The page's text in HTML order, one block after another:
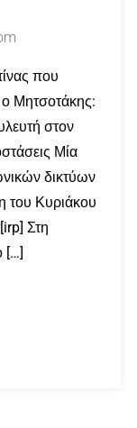
που
Μητσοτάκης:
στον
Μία
δικτύων
του Κυριάκου
Στη
[…]